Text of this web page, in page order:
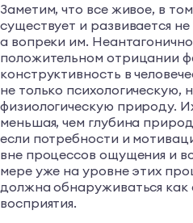
Заметим, что все живое, в
существует и развивается
а вопреки им.
положительном отрицании
конструктивность в
не только психологическую,
физиологическую природу.
меньшая, чем глубина
если потребности и
вне процессов ощущения и
мере уже на уровне этих
должна обнаруживаться как
восприятия.